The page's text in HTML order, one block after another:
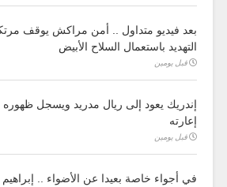
بعد فيديو متداول .. أمن مراكش يوقف
التهديد باستعمال السلاح الأبيض
قبل يومين
إندريك يعود إلى ريال مدريد ويسجل ظهوره
إعارته
قبل يومين
في أجواء خاصة بعيدا عن الأضواء .. إبراهيم